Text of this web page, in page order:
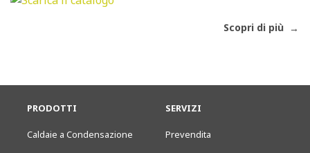
Scopri di più
PRODOTTI
Caldaie a Condensazione
SERVIZI
Prevendita